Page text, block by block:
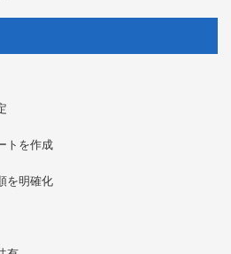
トを作成
を明確化